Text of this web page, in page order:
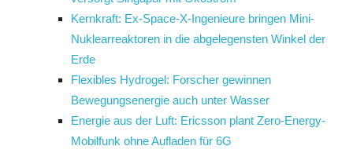
Kernkraft: Ex-Space-X-Ingenieure bringen Mini-
Nuklearreaktoren in die abgelegensten Winkel der
Erde
Flexibles Hydrogel: Forscher gewinnen
Bewegungsenergie auch unter Wasser
Energie aus der Luft: Ericsson plant Zero-Energy-
Mobilfunk ohne Aufladen für 6G